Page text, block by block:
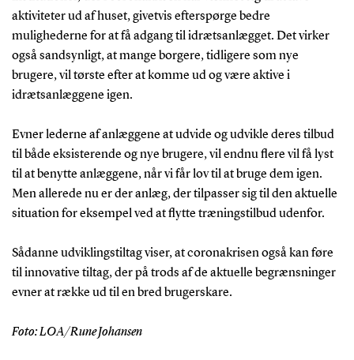
aktiviteter ud af huset, givetvis efterspørge bedre
mulighederne for at få adgang til idrætsanlægget. Det virker
også sandsynligt, at mange borgere, tidligere som nye
brugere, vil tørste efter at komme ud og være aktive i
idrætsanlæggene igen.
Evner lederne af anlæggene at udvide og udvikle deres tilbud
til både eksisterende og nye brugere, vil endnu flere vil få lyst
til at benytte anlæggene, når vi får lov til at bruge dem igen.
Men allerede nu er der anlæg, der tilpasser sig til den aktuelle
situation for eksempel ved at flytte træningstilbud udenfor.
Sådanne udviklingstiltag viser, at coronakrisen også kan føre
til innovative tiltag, der på trods af de aktuelle begrænsninger
evner at række ud til en bred brugerskare.
Foto: LOA/Rune Johansen